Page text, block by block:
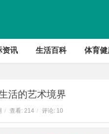
资讯 生活百科 体育健
活的艺术境界
/ 查看: 214 / 评论: 10